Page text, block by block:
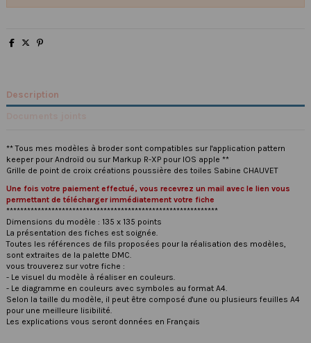
Description
** Tous mes modèles à broder sont compatibles sur l'application pattern
keeper pour Androïd ou sur Markup R-XP pour IOS apple **
Grille de point de croix créations poussière des toiles Sabine CHAUVET
Une fois votre paiement effectué, vous recevrez un mail avec le lien vous
permettant de télécharger immédiatement votre fiche
*************************************************************
Dimensions du modèle : 135 x 135 points
La présentation des fiches est soignée.
Toutes les références de fils proposées pour la réalisation des modèles,
sont extraites de la palette DMC.
vous trouverez sur votre fiche :
- Le visuel du modèle à réaliser en couleurs.
- Le diagramme en couleurs avec symboles au format A4.
Selon la taille du modèle, il peut être composé d'une ou plusieurs feuilles A4
pour une meilleure lisibilité.
Les explications vous seront données en Français